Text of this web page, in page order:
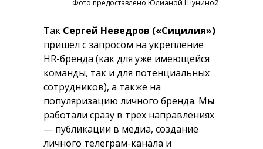
Фото предоставлено Юлианой Шуниной
Так Сергей Неведров («Сицилия»)
пришел с запросом на укрепление
HR-бренда (как для уже имеющейся
команды, так и для потенциальных
сотрудников), а также на
популяризацию личного бренда. Мы
работали сразу в трех направлениях
— публикации в медиа, создание
личного телеграм-канала и